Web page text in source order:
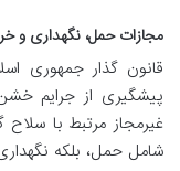
مجازات حمل، نگهداری و
قانون گذار جمهوری
پیشگیری از جرایم
غیرمجاز مرتبط با
شامل حمل، بلکه